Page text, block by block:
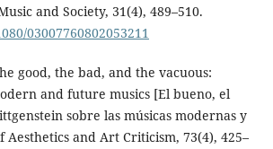
and Society, 31(4), 489–510.
03007760802053211
good, the bad, and the vacuous:
and future musics [El bueno, el
sobre las músicas modernas y
and Art Criticism, 73(4), 425–